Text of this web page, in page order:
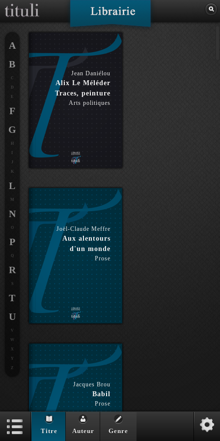
Jean Daniélou
Alix Le Méléder
Traces, peinture
Arts politiques
Joël-Claude Meffre
Aux alentours
d'un monde
Prose
Jacques Brou
Babil
Prose
A
B
C
D
E
F
G
H
J
K
L
M
N
O
P
Q
R
S
T
U
V
W
X
Y
Z
Titre Auteur Genre